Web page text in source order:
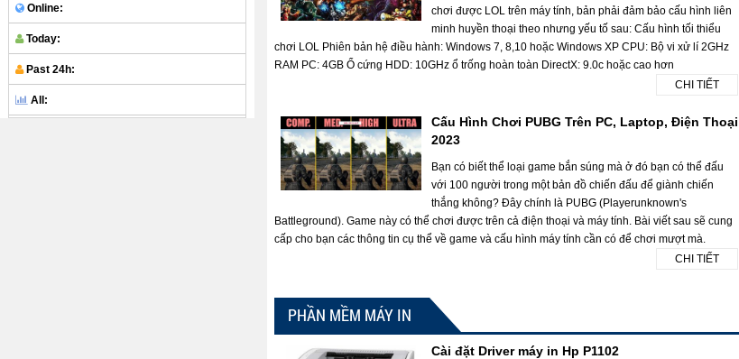
chơi được LOL trên máy tính, bản phải đảm bảo cấu hình liên
minh huyền thoại theo nhưng yếu tố sau: Cấu hình tối thiểu
chơi LOL Phiên bản hệ điều hành: Windows 7, 8,10 hoặc Windows XP CPU: Bộ vi xử lí 2GHz
RAM PC: 4GB Ổ cứng HDD: 10GHz ổ trống hoàn toàn DirectX: 9.0c hoặc cao hơn
CHI TIẾT
Cấu Hình Chơi PUBG Trên PC, Laptop, Điện Thoại
2023
Bạn có biết thể loại game bắn súng mà ở đó bạn có thể đấu
với 100 người trong một bản đồ chiến đấu để giành chiến
thắng không? Đây chính là PUBG (Playerunknown's
Battleground). Game này có thể chơi được trên cả điện thoại và máy tính. Bài viết sau sẽ cung
cấp cho bạn các thông tin cụ thể về game và cấu hình máy tính cần có để chơi mượt mà.
CHI TIẾT
PHẦN MỀM MÁY IN
Cài đặt Driver máy in Hp P1102
Online:
Today:
Past 24h:
All: